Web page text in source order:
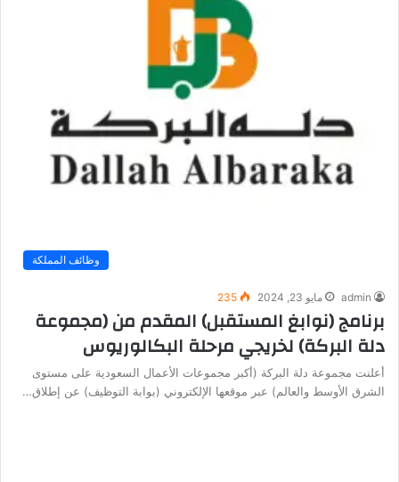
وظائف المملكة
admin مايو 23, 2024 235
برنامج (نوابغ المستقبل) المقدم من (مجموعة
دلة البركة) لخريجي مرحلة البكالوريوس
أعلنت مجموعة دلة البركة (أكبر مجموعات الأعمال السعودية على مستوى
الشرق الأوسط والعالم) عبر موقعها الإلكتروني (بوابة التوظيف) عن إطلاق…